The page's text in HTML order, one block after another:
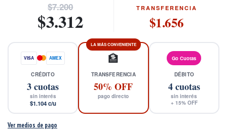
$7.200
$3.312
TRANSFERENCIA
$1.656
VISA AMEX
CRÉDITO
3cuotas
sin interés
$1.104c/u
LA MÁS CONVENIENTE
🏦
TRANSFERENCIA
50% OFF
pago directo
Go Cuotas
DÉBITO
4cuotas
sin interés
+ 15% OFF
Ver medios de pago